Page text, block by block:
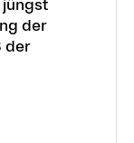
der
der